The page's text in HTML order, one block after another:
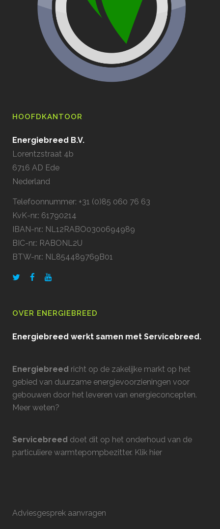
HOOFDKANTOOR
Energiebreed B.V.
Lorentzstraat 4b
6716 AD Ede
Nederland
Telefoonnummer: +31 (0)85 060 76 63
KvK-nr.: 61790214
IBAN-nr.: NL12RABO0300694989
BIC-nr.: RABONL2U
BTW-nr.: NL854489769B01
OVER ENERGIEBREED
Energiebreed werkt samen met Servicebreed.
Energiebreed richt op de zakelijke markt op het
gebied van duurzame energievoorzieningen voor
gebouwen door het leveren van energieconcepten.
Meer weten?
Servicebreed doet dit op het onderhoud van de
particuliere warmtepompbezitter. Klik hier
Adviesgesprek aanvragen